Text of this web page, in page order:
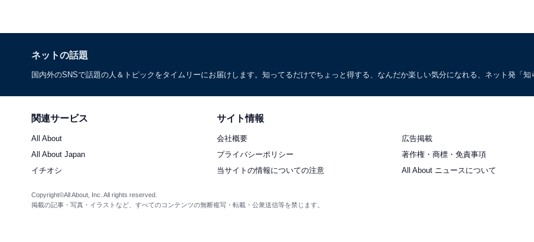
ネットの話題
国内外のSNSで話題の人＆トピックをタイムリーにお届けします。知ってるだけでちょっと得する、なんだか楽しい気分になれる、ネット発「知
関連サービス
All About
All About Japan
イチオシ
サイト情報
会社概要
広告掲載
プライバシーポリシー
著作権・商標・免責事項
当サイトの情報についての注意
All About ニュースについて
Copyright©All About, Inc. All rights reserved.
掲載の記事・写真・イラストなど、すべてのコンテンツの無断複写・転載・公衆送信等を禁じます。